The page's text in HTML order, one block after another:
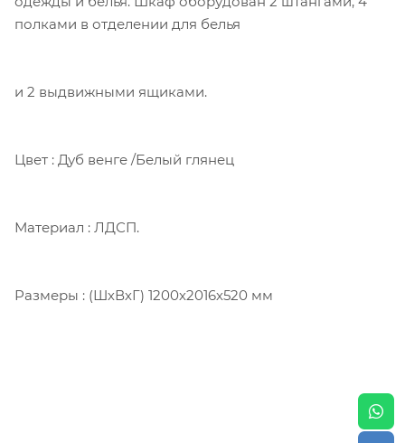
полками в отделении для белья
и 2 выдвижными ящиками.
Цвет : Дуб венге /Белый глянец
Материал : ЛДСП.
Размеры : (ШхВхГ) 1200х2016х520 мм